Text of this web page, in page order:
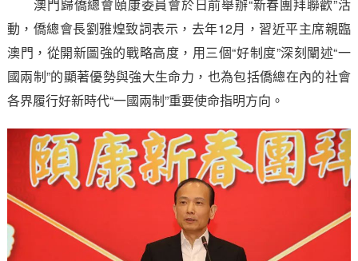
澳門歸僑總會頤康委員會於日前舉辦“新春團拜聯歡”活
動，僑總會長劉雅煌致詞表示，去年12月，習近平主席親臨
澳門，從開新圖強的戰略高度，用三個“好制度”深刻闡述“一
國兩制”的顯著優勢與強大生命力，也為包括僑總在內的社會
各界履行好新時代“一國兩制”重要使命指明方向。